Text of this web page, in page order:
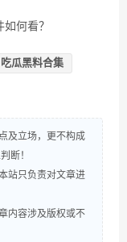
何看？
吃瓜黑料合集
及立场，更不构成
断！
站只负责对文章进
内容涉及版权或不